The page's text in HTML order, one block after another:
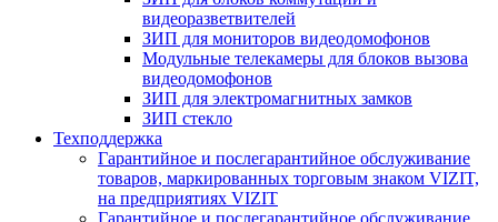
видеоразветвителей
ЗИП для мониторов видеодомофонов
Модульные телекамеры для блоков вызова
видеодомофонов
ЗИП для электромагнитных замков
ЗИП стекло
Техподдержка
Гарантийное и послегарантийное обслуживание
товаров, маркированных торговым знаком VIZIT,
на предприятиях VIZIT
Гарантийное и послегарантийное обслуживание